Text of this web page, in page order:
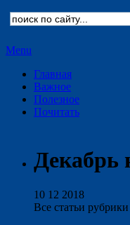
Menu
Главная
Важное
Полезное
Почитать
10 12 2018
Все статьи рубрики